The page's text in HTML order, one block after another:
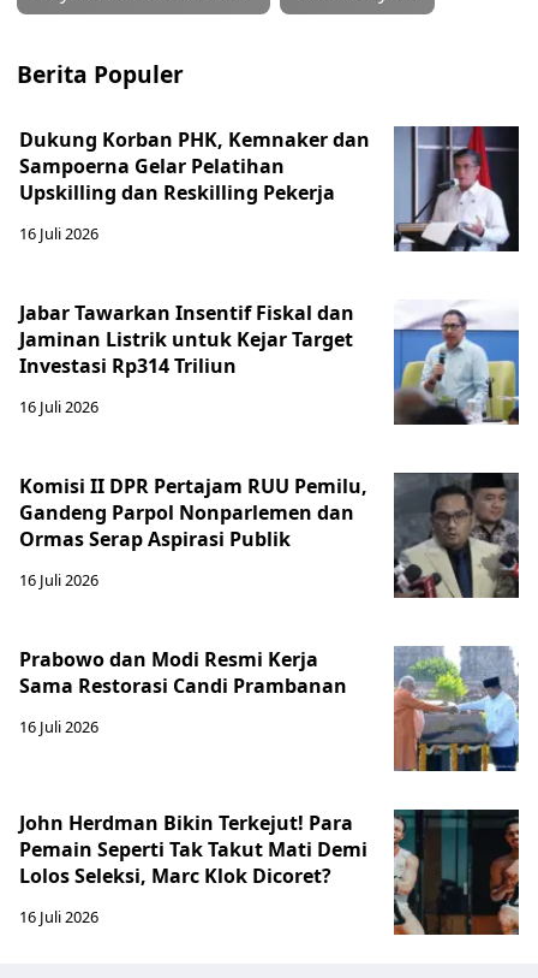
Berita Populer
Dukung Korban PHK, Kemnaker dan
Sampoerna Gelar Pelatihan
Upskilling dan Reskilling Pekerja
16 Juli 2026
Jabar Tawarkan Insentif Fiskal dan
Jaminan Listrik untuk Kejar Target
Investasi Rp314 Triliun
16 Juli 2026
Komisi II DPR Pertajam RUU Pemilu,
Gandeng Parpol Nonparlemen dan
Ormas Serap Aspirasi Publik
16 Juli 2026
Prabowo dan Modi Resmi Kerja
Sama Restorasi Candi Prambanan
16 Juli 2026
John Herdman Bikin Terkejut! Para
Pemain Seperti Tak Takut Mati Demi
Lolos Seleksi, Marc Klok Dicoret?
16 Juli 2026